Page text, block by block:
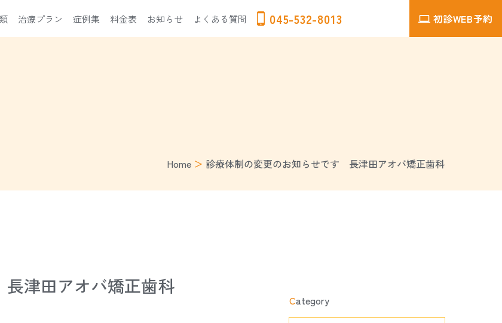
治療プラン 症例集 料金表 お知らせ よくある質問 045-532-8013 初診WEB予約
Home ＞ 診療体制の変更のお知らせです 長津田アオバ矯正歯科
津田アオバ矯正歯科
Category